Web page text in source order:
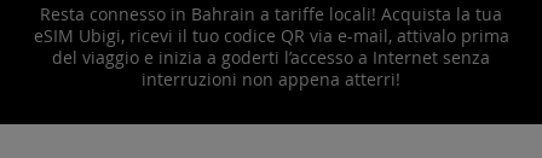
Resta connesso in Bahrain a tariffe locali! Acquista la tua
eSIM Ubigi, ricevi il tuo codice QR via e-mail, attivalo prima
del viaggio e inizia a goderti l’accesso a Internet senza
interruzioni non appena atterri!